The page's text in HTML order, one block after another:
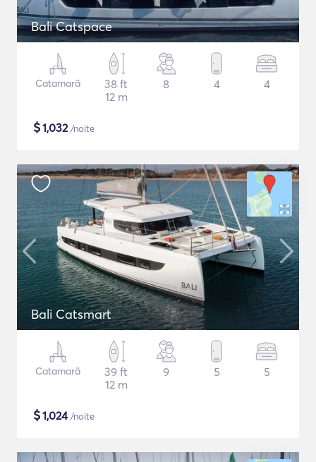
Bali Catspace
Catamarã
38 ft
12 m
8 4 4
$1,032/noite
Bali Catsmart
Catamarã
39 ft
12 m
9 5 5
$1,024/noite